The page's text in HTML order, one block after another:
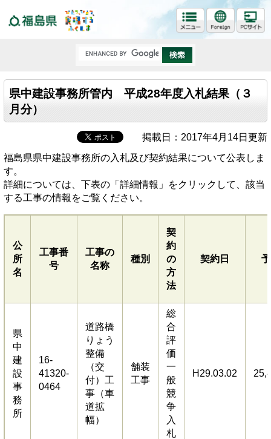
県中建設事務所管内 平成28年度入札結果（３
月分）
掲載日：2017年4月14日更新
福島県県中建設事務所の入札及び契約結果について公表しま
す。
詳細については、下表の「詳細情報」をクリックして、該当
する工事の情報をご覧ください。
公
所
名
工事番
号
工事の
名称
種別
契
約
の
方
法
契約日
県
中
建
設
事
務
所
16-
41320-
0464
道路橋
りょう
整備
（交
付）工
事（車
道拡
幅）
舗装
工事
総
合
評
価
一
般
競
争
入
札
H29.03.02